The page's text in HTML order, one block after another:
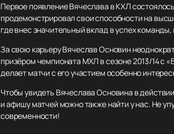
Первое появление Вячеслава в КХЛ
продемонстрировал свои способности на
где внес значительный вклад в успех
За свою карьеру Вячеслав Основин
призёром чемпионата МХЛ в сезоне 2013/14 с
делает матчи с его участием особенно
Чтобы увидеть Вячеслава Основина в
и афишу матчей можно также найти у нас. Не
современности!